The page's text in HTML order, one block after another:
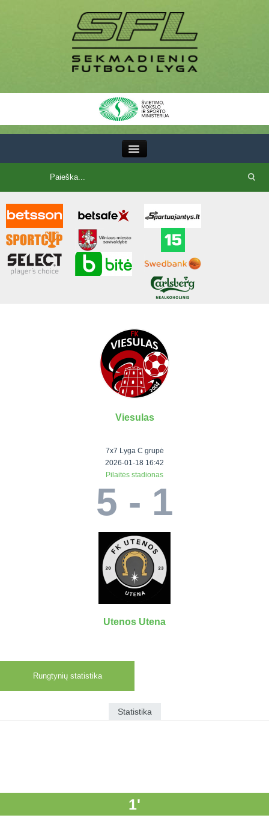
SFL taurė
7x7 CUP
VRFS Futsal
Visi turnyrai
Vaikų lyga
Moterų lyga
futbolas
Senjorai 35+
Senjorai 45+
Select II
VRFS Futsal
Cup
Aukštaitijos
senjorų
čempionatas
Viesulas
7x7 Lyga C grupė
2026-01-18 16:42
Pilaitės stadionas
5 - 1
Utenos Utena
Rungtynių statistika
Statistika
1'